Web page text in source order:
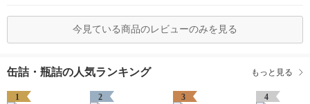
今見ている商品のレビューのみを見る
缶詰・瓶詰の人気ランキング もっと見る
1 2 3 4